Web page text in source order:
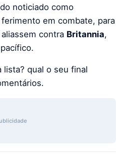
noticiado como
em combate, para
contra Britannia,
lista? qual o seu final